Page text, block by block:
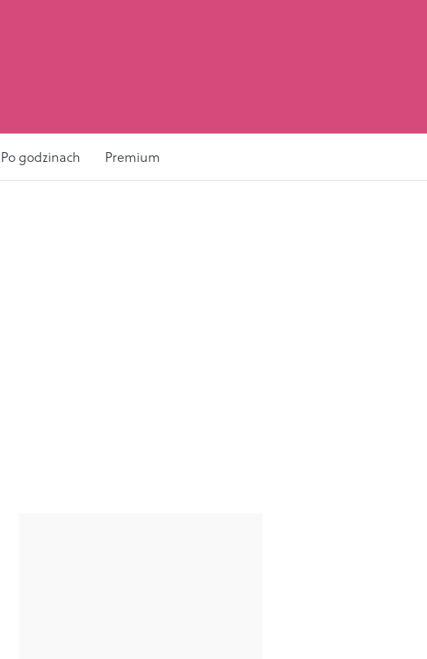
Po godzinach Premium